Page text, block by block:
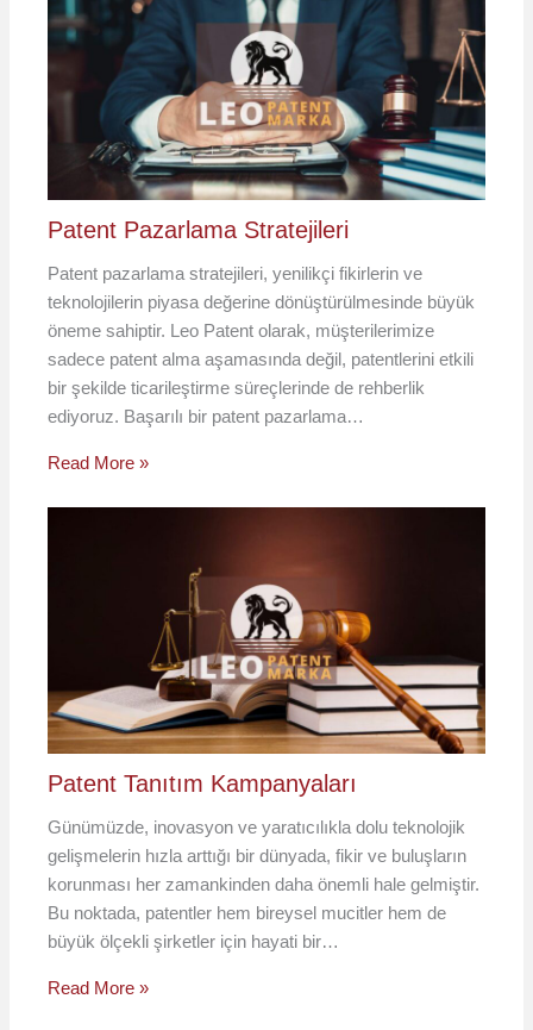
Patent Pazarlama Stratejileri
Patent pazarlama stratejileri, yenilikçi fikirlerin ve
teknolojilerin piyasa değerine dönüştürülmesinde büyük
öneme sahiptir. Leo Patent olarak, müşterilerimize
sadece patent alma aşamasında değil, patentlerini etkili
bir şekilde ticarileştirme süreçlerinde de rehberlik
ediyoruz. Başarılı bir patent pazarlama…
Read More »
Patent Tanıtım Kampanyaları
Günümüzde, inovasyon ve yaratıcılıkla dolu teknolojik
gelişmelerin hızla arttığı bir dünyada, fikir ve buluşların
korunması her zamankinden daha önemli hale gelmiştir.
Bu noktada, patentler hem bireysel mucitler hem de
büyük ölçekli şirketler için hayati bir…
Read More »